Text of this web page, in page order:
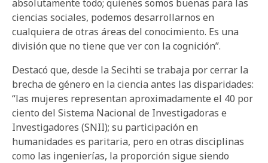
absolutamente todo; quienes somos buenas para las
ciencias sociales, podemos desarrollarnos en
cualquiera de otras áreas del conocimiento. Es una
división que no tiene que ver con la cognición”.
Destacó que, desde la Secihti se trabaja por cerrar la
brecha de género en la ciencia antes las disparidades:
“las mujeres representan aproximadamente el 40 por
ciento del Sistema Nacional de Investigadoras e
Investigadores (SNII); su participación en
humanidades es paritaria, pero en otras disciplinas
como las ingenierías, la proporción sigue siendo